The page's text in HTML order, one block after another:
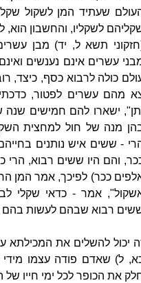
שעתיד המן לשקול
לשקליו, והחשבון הוא,
תשא ל, יד) מבן
עשרים אינם נענשים
כולה לרבוא כסף, כיצד,
מהם עשרים לפטור,
ישארו להם חמישים שנה
מנה של חול למחצית
- ששים איש נותנים
והם היו ששים רבוא, הרי
ככר) לפיכך, אמר המן
אמר - כדאי שקלי
רבוא שבהם לעשות בהם
יכול להשלים את המכילתא
ל) שאדם פודה עצמו
את הכופר לכל ימי חייו